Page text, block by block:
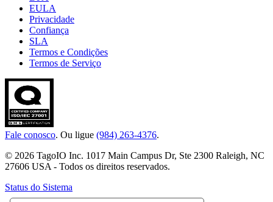
EULA
Privacidade
Confiança
SLA
Termos e Condições
Termos de Serviço
Fale conosco. Ou ligue (984) 263-4376.
© 2026 TagoIO Inc. 1017 Main Campus Dr, Ste 2300 Raleigh, NC
27606 USA - Todos os direitos reservados.
Status do Sistema